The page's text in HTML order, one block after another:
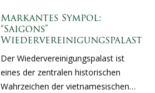
Markantes Sympol:
“Saigons”
Wiedervereinigungspalast
Der Wiedervereinigungspalast ist
eines der zentralen historischen
Wahrzeichen der vietnamesischen…